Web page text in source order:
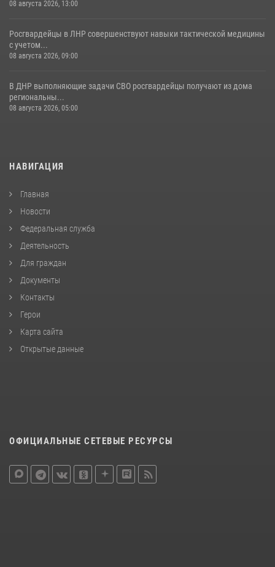
08 августа 2026, 13:00
Росгвардейцы в ЛНР совершенствуют навыки тактической медицины
с учетом...
08 августа 2026, 09:00
В ДНР выполняющие задачи СВО росгвардейцы получают из дома
региональны...
08 августа 2026, 05:00
НАВИГАЦИЯ
Главная
Новости
Федеральная служба
Деятельность
Для граждан
Документы
Контакты
Герои
Карта сайта
Открытые данные
ОФИЦИАЛЬНЫЕ СЕТЕВЫЕ РЕСУРСЫ